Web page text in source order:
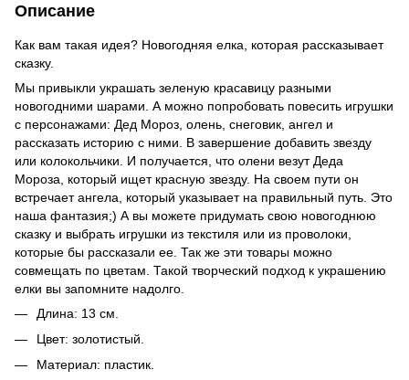
Описание
Как вам такая идея? Новогодняя елка, которая рассказывает
сказку.
Мы привыкли украшать зеленую красавицу разными
новогодними шарами. А можно попробовать повесить игрушки
с персонажами: Дед Мороз, олень, снеговик, ангел и
рассказать историю с ними. В завершение добавить звезду
или колокольчики. И получается, что олени везут Деда
Мороза, который ищет красную звезду. На своем пути он
встречает ангела, который указывает на правильный путь. Это
наша фантазия;) А вы можете придумать свою новогоднюю
сказку и выбрать игрушки из текстиля или из проволоки,
которые бы рассказали ее. Так же эти товары можно
совмещать по цветам. Такой творческий подход к украшению
елки вы запомните надолго.
Длина: 13 см.
Цвет: золотистый.
Материал: пластик.